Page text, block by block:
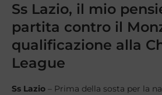
Ss Lazio, il mio
partita contro il
qualificazione alla
League
Ss Lazio – Prima della sosta per la